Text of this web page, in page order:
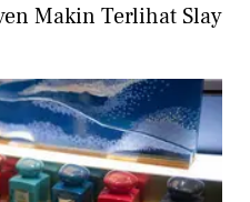
Makin Terlihat Slay